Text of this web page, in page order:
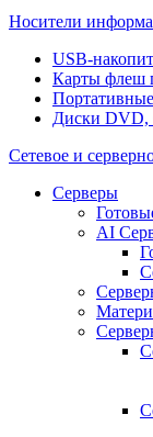
Носители
USB-
Карты флеш
Диски DVD,
Сетевое и
Cерверы
AI